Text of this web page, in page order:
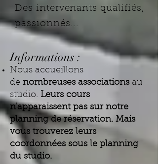
Des intervenants qualifiés,
passionnés...
Informations :
Nous accueillons
de nombreuses associations au
studio. Leurs cours
n'apparaissent pas sur notre
planning de réservation. Mais
vous trouverez leurs
coordonnées sous le planning
du studio.